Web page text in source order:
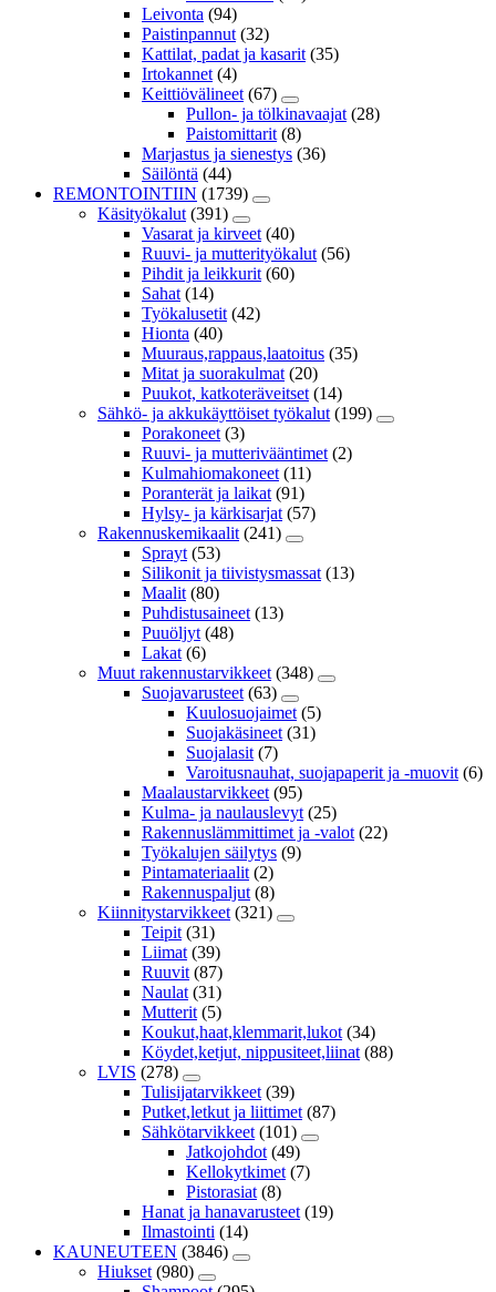
Leivonta (94)
Paistinpannut (32)
Kattilat, padat ja kasarit (35)
Irtokannet (4)
Keittiövälineet (67)
Pullon- ja tölkinavaajat (28)
Paistomittarit (8)
Marjastus ja sienestys (36)
Säilöntä (44)
REMONTOINTIIN (1739)
Käsityökalut (391)
Vasarat ja kirveet (40)
Ruuvi- ja mutterityökalut (56)
Pihdit ja leikkurit (60)
Sahat (14)
Työkalusetit (42)
Hionta (40)
Muuraus,rappaus,laatoitus (35)
Mitat ja suorakulmat (20)
Puukot, katkoteräveitset (14)
Sähkö- ja akkukäyttöiset työkalut (199)
Porakoneet (3)
Ruuvi- ja mutterivääntimet (2)
Kulmahiomakoneet (11)
Poranterät ja laikat (91)
Hylsy- ja kärkisarjat (57)
Rakennuskemikaalit (241)
Sprayt (53)
Silikonit ja tiivistysmassat (13)
Maalit (80)
Puhdistusaineet (13)
Puuöljyt (48)
Lakat (6)
Muut rakennustarvikkeet (348)
Suojavarusteet (63)
Kuulosuojaimet (5)
Suojakäsineet (31)
Suojalasit (7)
Varoitusnauhat, suojapaperit ja -muovit (6)
Maalaustarvikkeet (95)
Kulma- ja naulauslevyt (25)
Rakennuslämmittimet ja -valot (22)
Työkalujen säilytys (9)
Pintamateriaalit (2)
Rakennuspaljut (8)
Kiinnitystarvikkeet (321)
Teipit (31)
Liimat (39)
Ruuvit (87)
Naulat (31)
Mutterit (5)
Koukut,haat,klemmarit,lukot (34)
Köydet,ketjut, nippusiteet,liinat (88)
LVIS (278)
Tulisijatarvikkeet (39)
Putket,letkut ja liittimet (87)
Sähkötarvikkeet (101)
Jatkojohdot (49)
Kellokytkimet (7)
Pistorasiat (8)
Hanat ja hanavarusteet (19)
Ilmastointi (14)
KAUNEUTEEN (3846)
Hiukset (980)